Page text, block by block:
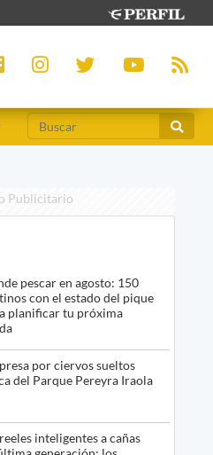
Publicitario
pescar en agosto: 150
con el estado del pique
planificar tu próxima
por ciervos sueltos
del Parque Pereyra Iraola
inteligentes a cañas